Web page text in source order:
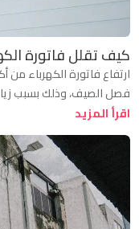
كيف تقلل فاتورة
ارتفاع فاتورة الكهرباء من
فصل الصيف، وذلك بسبب
اقرأ المزيد